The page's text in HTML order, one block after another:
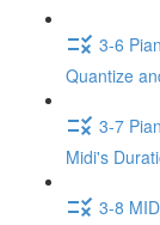
3-6
Quantize
3-7
Midi's
3-8